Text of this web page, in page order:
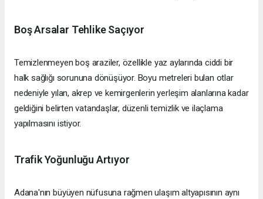
Boş Arsalar Tehlike Saçıyor
Temizlenmeyen boş araziler, özellikle yaz aylarında ciddi bir
halk sağlığı sorununa dönüşüyor. Boyu metreleri bulan otlar
nedeniyle yılan, akrep ve kemirgenlerin yerleşim alanlarına kadar
geldiğini belirten vatandaşlar, düzenli temizlik ve ilaçlama
yapılmasını istiyor.
Trafik Yoğunluğu Artıyor
Adana'nın büyüyen nüfusuna rağmen ulaşım altyapısının aynı